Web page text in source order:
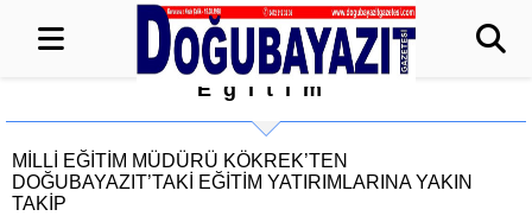
Eğitim
MILLI EĞITIM MÜDÜRÜ KÖKREK’TEN
DOĞUBAYAZIT’TAKI EĞITIM YATIRIMLARINA YAKIN
TAKIP